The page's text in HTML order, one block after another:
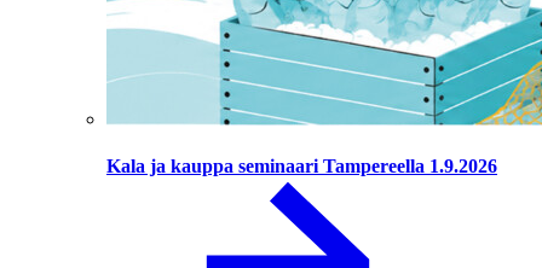
Kala ja kauppa seminaari Tampereella 1.9.2026